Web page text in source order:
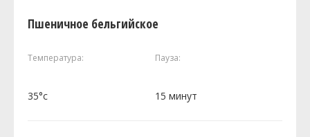
Пшеничное бельгийское
Температура: Пауза:
35°c 15 минут